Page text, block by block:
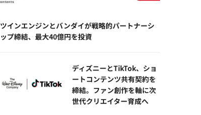
ツインエンジンとバンダイが戦略的パートナーシ
ップ締結、最大40億円を投資
ディズニーとTikTok、ショ
ートコンテンツ共有契約を
締結。ファン創作を軸に次
世代クリエイター育成へ